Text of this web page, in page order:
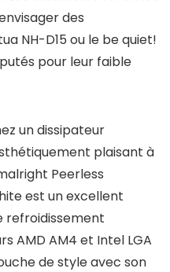
des
NH-D15 ou le be quiet!
pour leur faible
un dissipateur
plaisant à
Peerless
est un excellent
refroidissement
AMD AM4 et Intel LGA
de style avec son